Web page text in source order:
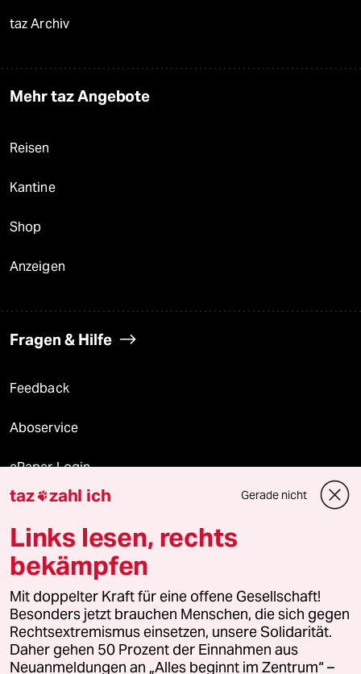
taz Archiv
Mehr taz Angebote
Reisen
Kantine
Shop
Anzeigen
Fragen & Hilfe
Feedback
Aboservice
ePaper Login
Downloads für Abonnierende
© 2026 taz Verlags und Vertriebs GmbH
Alle Rechte vorbehalten. Bei rechtlichen Fragen oder für Genehmigungen
wenden Sie sich bitte an lizenzen@taz.de
Feedback Redaktionsstatut Kommune-Richtlinien
taz zahl ich Gerade nicht
Links lesen, rechts
bekämpfen
Mit doppelter Kraft für eine offene Gesellschaft!
Besonders jetzt brauchen Menschen, die sich gegen
Rechtsextremismus einsetzen, unsere Solidarität.
Daher gehen 50 Prozent der Einnahmen aus
Neuanmeldungen an „Alles beginnt im Zentrum“ –